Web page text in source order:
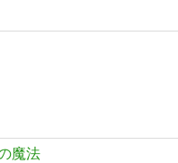
魔法